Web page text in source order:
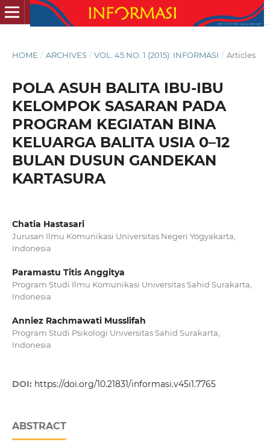
HOME / ARCHIVES / VOL. 45 NO. 1 (2015): INFORMASI / Articles
POLA ASUH BALITA IBU-IBU
KELOMPOK SASARAN PADA
PROGRAM KEGIATAN BINA
KELUARGA BALITA USIA 0–12
BULAN DUSUN GANDEKAN
KARTASURA
Chatia Hastasari
Jurusan Ilmu Komunikasi Universitas Negeri Yogyakarta,
Indonesia
Paramastu Titis Anggitya
Program Studi Ilmu Komunikasi Universitas Sahid Surakarta,
Indonesia
Anniez Rachmawati Musslifah
Program Studi Psikologi Universitas Sahid Surakarta,
Indonesia
DOI: https://doi.org/10.21831/informasi.v45i1.7765
ABSTRACT